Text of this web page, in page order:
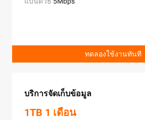
ทดลองใช้งานทันที
บริการจัดเก็บข้อมูล
1TB 1 เดือน
Anti-DDoS Pro
30-100Gb 1 เดือน
เป็นครั้งแรก
สมัครใช้ง
Cloud Enterprise Network
2-5 Mbps 1 เดือน
สมัครทั
MaxCompute
ฟรี 50,000 Points
ChatApp สามารถใช้งานร่วม
• การช่วยเหลือและการผนวกร
Application Real-Time